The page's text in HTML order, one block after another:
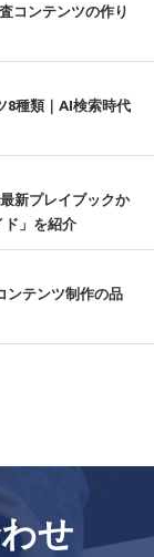
コンテンツの作り
8種類｜AI検索時代
新プレイブックか
ド」を紹介
ンテンツ制作の品
せ